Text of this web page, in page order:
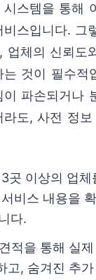
시스템을 통해
스입니다. 그
업체의 신뢰도
것이 필수적
파손되거나
도, 사전 정
곳 이상의 업체
비스 내용을
다.
적을 통해 실
고, 숨겨진 추